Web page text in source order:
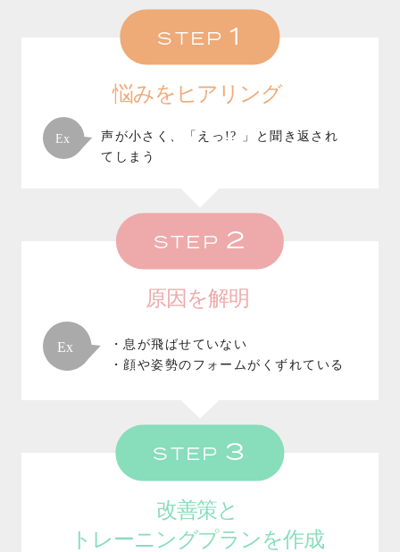
STEP 1
悩みをヒアリング
声が小さく、「えっ!? 」と聞き返され
てしまう
STEP 2
原因を解明
・息が飛ばせていない
・顔や姿勢のフォームがくずれている
STEP 3
改善策と
トレーニングプランを作成